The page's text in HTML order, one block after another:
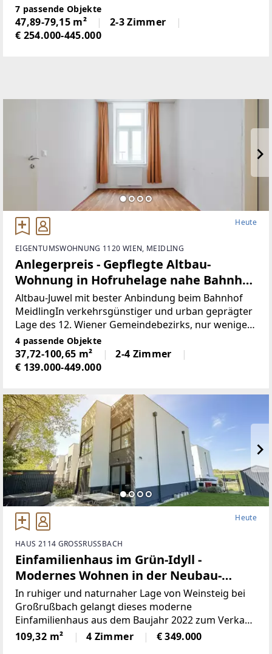
der lebendigen Thaliastraße, präsentiert sich dieses
außergewöhnliche Wohnprojekt in der
Hasnerstraße
7 passende Objekte
47,89-79,15 m²
2-3 Zimmer
€ 254.000-445.000
Heute
EIGENTUMSWOHNUNG 1120 WIEN, MEIDLING
Anlegerpreis - Gepflegte Altbau-
Wohnung in Hofruhelage nahe Bahnhof
Meidling - Barrierearmes Erdgeschoss!
Altbau-Juwel mit bester Anbindung beim Bahnhof
MeidlingIn verkehrsgünstiger und urban geprägter
Lage des 12. Wiener Gemeindebezirks, nur wenige
Gehminuten vom Bahnhof Meidling entfernt,
befindet sich dieses gepflegte Wiener Altbauhaus
nahe der
4 passende Objekte
37,72-100,65 m²
2-4 Zimmer
€ 139.000-449.000
Heute
HAUS 2114 GROSSRUSSBACH
Einfamilienhaus im Grün-Idyll -
Modernes Wohnen in der Neubau-
Siedlung in Weinsteig, Großrußbach
In ruhiger und naturnaher Lage von Weinsteig bei
Großrußbach gelangt dieses moderne
Einfamilienhaus aus dem Baujahr 2022 zum Verkauf.
Die Immobilie überzeugt durch ihre durchdachte
Raumaufteilung, hochwertige Ausstattung sowie die
109,32 m² 4 Zimmer € 349.000